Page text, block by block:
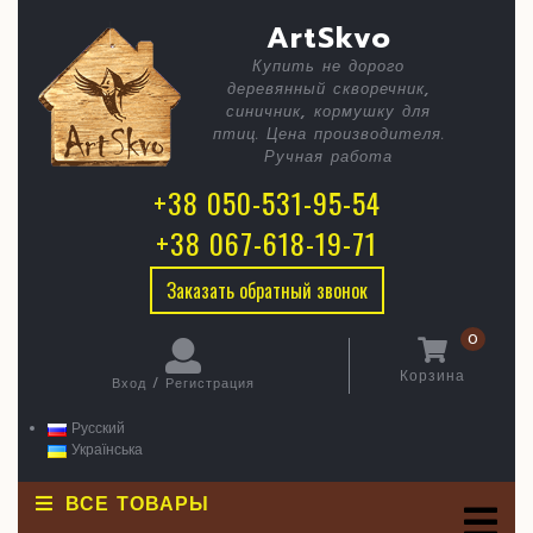
ArtSkvoСтарый
город
Купить не дорого
деревянный скворечник,
синичник, кормушку для
птиц. Цена производителя.
Ручная работа
+38 050-531-95-54
+38 067-618-19-71
Заказать обратный звонок
Вход / Регистрация
Корзина
0
Русский
Українська
ВСЕ ТОВАРЫ